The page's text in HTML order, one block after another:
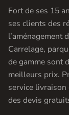
Fort de ses 15
ses clients des
l’aménagement
Carrelage,
de gamme sont
meilleurs prix.
service
des devis